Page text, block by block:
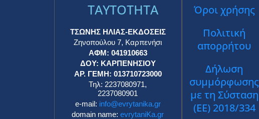
TAYTOTHTA
ΤΣΩΝΗΣ ΗΛΙΑΣ-ΕΚΔΟΣΕΙΣ
Ζηνοπούλου 7, Καρπενήσι
ΑΦΜ: 041910663
ΔΟΥ: ΚΑΡΠΕΝΗΣΙΟΥ
ΑΡ. ΓΕΜΗ: 013710723000
Τηλ: 2237080971,
2237080901
e-mail: info@evrytanika.gr
domain name:evrytaniKa.gr
Όροι χρήσης
Πολιτική
απορρήτου
Δήλωση
συμμόρφωσης
με τη Σύσταση
(ΕΕ) 2018/334